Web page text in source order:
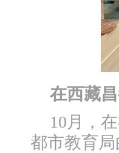
在西藏
10月，
都市教育